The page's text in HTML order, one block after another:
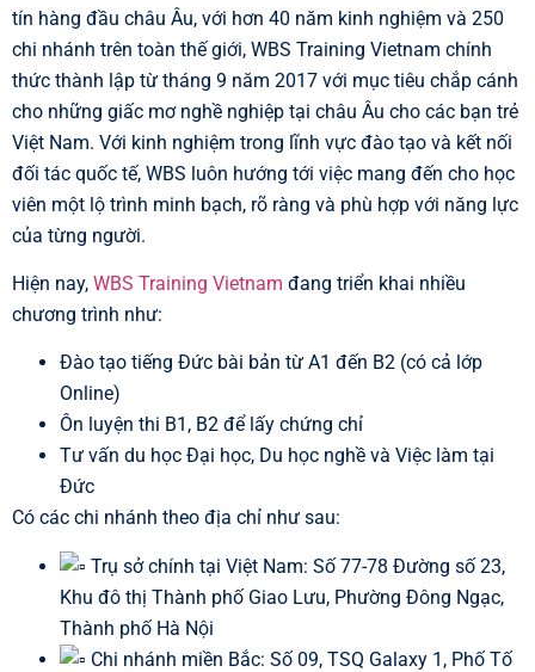
tín hàng đầu châu Âu, với hơn 40 năm kinh nghiệm và 250
chi nhánh trên toàn thế giới, WBS Training Vietnam chính
thức thành lập từ tháng 9 năm 2017 với mục tiêu chắp cánh
cho những giấc mơ nghề nghiệp tại châu Âu cho các bạn trẻ
Việt Nam. Với kinh nghiệm trong lĩnh vực đào tạo và kết nối
đối tác quốc tế, WBS luôn hướng tới việc mang đến cho học
viên một lộ trình minh bạch, rõ ràng và phù hợp với năng lực
của từng người.
Hiện nay, WBS Training Vietnam đang triển khai nhiều
chương trình như:
Đào tạo tiếng Đức bài bản từ A1 đến B2 (có cả lớp
Online)
Ôn luyện thi B1, B2 để lấy chứng chỉ
Tư vấn du học Đại học, Du học nghề và Việc làm tại
Đức
Có các chi nhánh theo địa chỉ như sau:
Trụ sở chính tại Việt Nam: Số 77-78 Đường số 23,
Khu đô thị Thành phố Giao Lưu, Phường Đông Ngạc,
Thành phố Hà Nội
Chi nhánh miền Bắc: Số 09, TSQ Galaxy 1, Phố Tố